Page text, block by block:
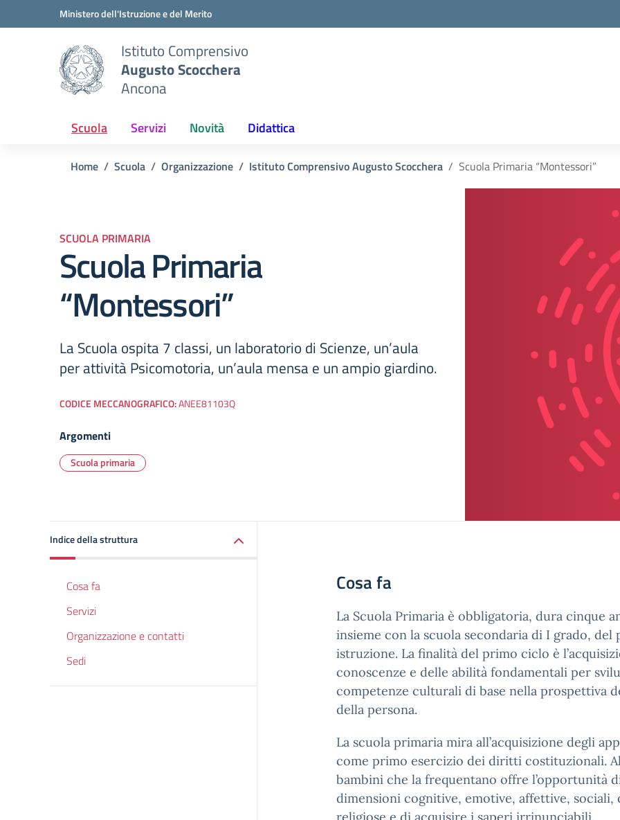
Vai ai contenuti
Vai al menu di navigazioneMinistero dell'Istruzione e del Merito
Istituto Comprensivo
Augusto Scocchera
Ancona
Scuola Servizi Novità Didattica
Home Scuola Organizzazione Istituto Comprensivo Augusto Scocchera Scuola Primaria “Montessori”
SCUOLA PRIMARIA
Scuola Primaria
“Montessori”
La Scuola ospita 7 classi, un laboratorio di Scienze, un’aula
per attività Psicomotoria, un’aula mensa e un ampio giardino.
CODICE MECCANOGRAFICO:ANEE81103Q
Argomenti
Scuola primaria
Indice della struttura
Cosa fa
Servizi
Organizzazione e contatti
Sedi
Cosa fa
La Scuola Primaria è obbligatoria, dura cinque
insieme con la scuola secondaria di I grado,
istruzione. La finalità del primo ciclo è
conoscenze e delle abilità fondamentali per
competenze culturali di base nella prospettiva
della persona.
La scuola primaria mira all’acquisizione degli
come primo esercizio dei diritti costituzionali.
bambini che la frequentano offre l’opportunità
dimensioni cognitive, emotive, affettive, sociali,